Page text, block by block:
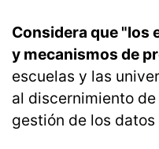
Considera que "los
y mecanismos de
escuelas y las
al discernimiento
gestión de los